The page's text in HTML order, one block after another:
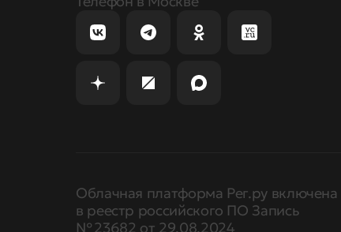
Облачная платформа Рег.ру включена
в реестр российского ПО Запись
№ 23682 от 29.08.2024